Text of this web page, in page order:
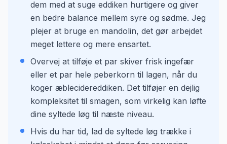
dem med at suge eddiken hurtigere og giver
en bedre balance mellem syre og sødme. Jeg
plejer at bruge en mandolin, det gør arbejdet
meget lettere og mere ensartet.
Overvej at tilføje et par skiver frisk ingefær
eller et par hele peberkorn til lagen, når du
koger æblecidereddiken. Det tilføjer en dejlig
kompleksitet til smagen, som virkelig kan løfte
dine syltede løg til næste niveau.
Hvis du har tid, lad de syltede løg trække i